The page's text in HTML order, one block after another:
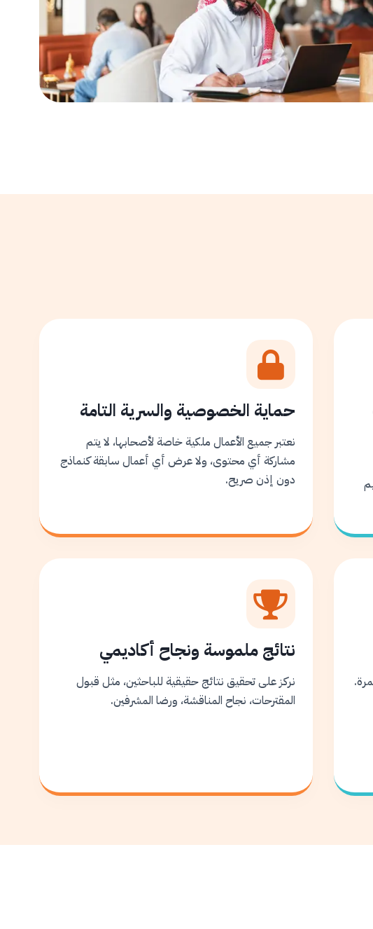
حماية الخصوصية والسرية التامة
نعتبر جميع الأعمال ملكية خاصة لأصحابها، لا يتم
مشاركة أي محتوى، ولا عرض أي أعمال سابقة كنماذج
دون إذن صريح.
نتائج ملموسة ونجاح أكاديمي
نركز على تحقيق نتائج حقيقية للباحثين، مثل قبول
المقترحات، نجاح المناقشة، ورضا المشرفين.